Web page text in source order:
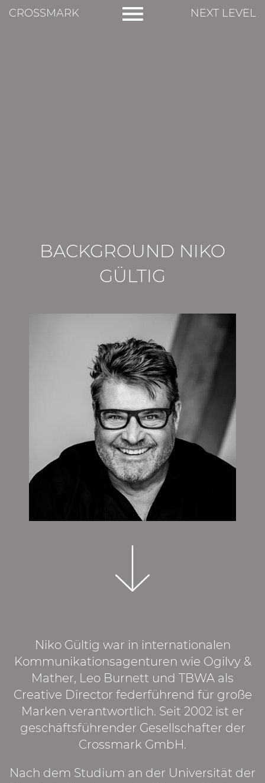
CROSSMARK NEXT LEVEL
BACKGROUND NIKO
GÜLTIG
Niko Gültig war in internationalen
Kommunikationsagenturen wie Ogilvy &
Mather, Leo Burnett und TBWA als
Creative Director federführend für große
Marken verantwortlich. Seit 2002 ist er
geschäftsführender Gesellschafter der
Crossmark GmbH.
Nach dem Studium an der Universität der